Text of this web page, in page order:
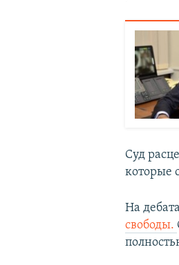
Суд
которые
На
свободы.